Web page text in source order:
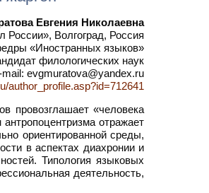
Евгения Николаевна
Волгоград, Россия
«Иностранных языков»
филологических наук
mail: evgmuratova@yandex.ru
author_profile.asp?id=712641
провозглашает «человека
отражает
ориентированной среды,
в аспектах диахронии и
Типология языковых
деятельность,